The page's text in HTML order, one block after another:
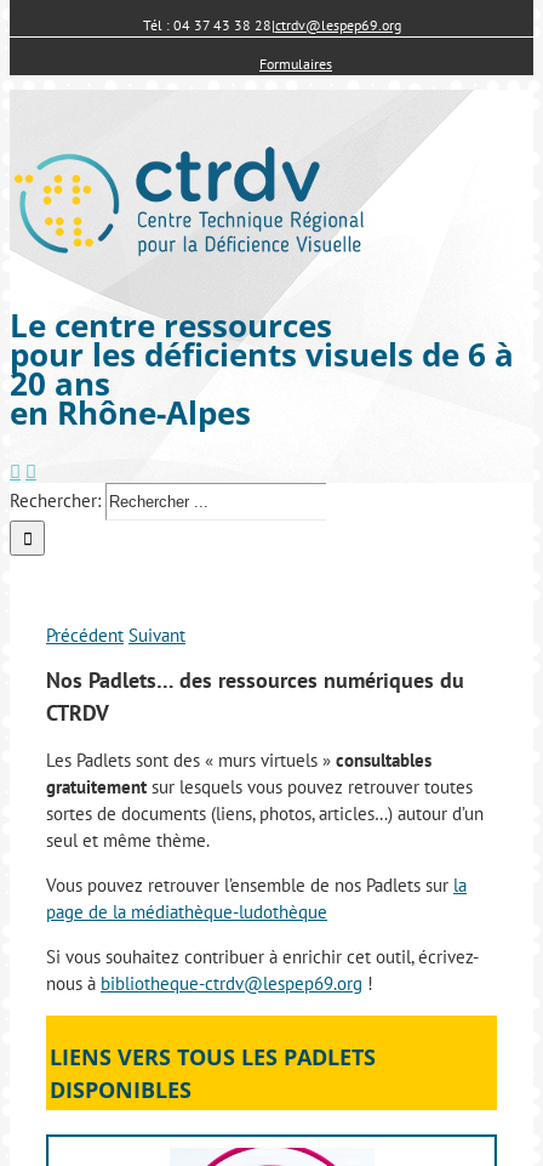
Tél : 04 37 43 38 28|ctrdv@lespep69.org
Formulaires
Le centre ressources
pour les déficients visuels de 6 à
20 ans
en Rhône-Alpes
Rechercher:
Précédent Suivant
Nos Padlets… des ressources numériques du
CTRDV
Les Padlets sont des « murs virtuels » consultables
gratuitement sur lesquels vous pouvez retrouver toutes
sortes de documents (liens, photos, articles…) autour d’un
seul et même thème.
Vous pouvez retrouver l’ensemble de nos Padlets sur la
page de la médiathèque-ludothèque
Si vous souhaitez contribuer à enrichir cet outil, écrivez-
nous à bibliotheque-ctrdv@lespep69.org !
LIENS VERS TOUS LES PADLETS
DISPONIBLES